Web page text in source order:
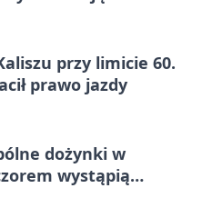
przy limicie 60.
prawo jazdy
dożynki w
wystąpią